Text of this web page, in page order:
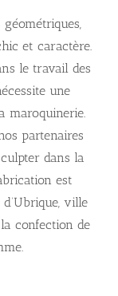
géométriques,
et caractère.
le travail des
une
maroquinerie.
partenaires
dans la
est
ville
confection de